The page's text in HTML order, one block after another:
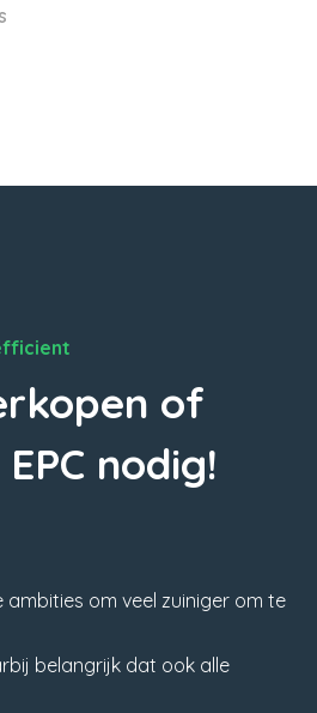
of
nodig!
om veel zuiniger om te
belangrijk dat ook alle